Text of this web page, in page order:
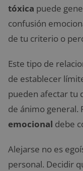
tóxica puede
confusión
de tu criterio o
Este tipo de
de establecer
pueden afectar tu
de ánimo general.
emocional debe
Alejarse no es
personal. Decidir